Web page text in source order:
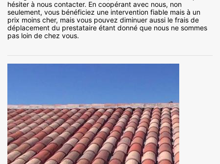
hésiter à nous contacter. En coopérant avec nous, non
seulement, vous bénéficiez une intervention fiable mais à un
prix moins cher, mais vous pouvez diminuer aussi le frais de
déplacement du prestataire étant donné que nous ne sommes
pas loin de chez vous.